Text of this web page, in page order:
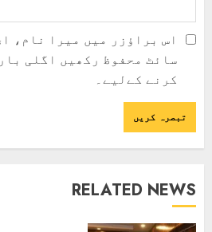
اس براؤزر میں میرا نام،
سائٹ محفوظ رکھیں اگلی
کرنے کےلیے۔
RELATED NEWS